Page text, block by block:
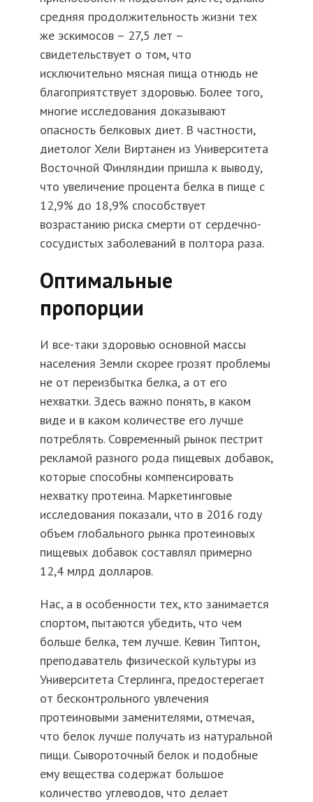
средняя продолжительность жизни тех
же эскимосов – 27,5 лет –
свидетельствует о том, что
исключительно мясная пища отнюдь не
благоприятствует здоровью. Более того,
многие исследования доказывают
опасность белковых диет. В частности,
диетолог Хели Виртанен из Университета
Восточной Финляндии пришла к выводу,
что увеличение процента белка в пище с
12,9% до 18,9% способствует
возрастанию риска смерти от сердечно-
сосудистых заболеваний в полтора раза.
Оптимальные
пропорции
И все-таки здоровью основной массы
населения Земли скорее грозят проблемы
не от переизбытка белка, а от его
нехватки. Здесь важно понять, в каком
виде и в каком количестве его лучше
потреблять. Современный рынок пестрит
рекламой разного рода пищевых добавок,
которые способны компенсировать
нехватку протеина. Маркетинговые
исследования показали, что в 2016 году
объем глобального рынка протеиновых
пищевых добавок составлял примерно
12,4 млрд долларов.
Нас, а в особенности тех, кто занимается
спортом, пытаются убедить, что чем
больше белка, тем лучше. Кевин Типтон,
преподаватель физической культуры из
Университета Стерлинга, предостерегает
от бесконтрольного увлечения
протеиновыми заменителями, отмечая,
что белок лучше получать из натуральной
пищи. Сывороточный белок и подобные
ему вещества содержат большое
количество углеводов, что делает